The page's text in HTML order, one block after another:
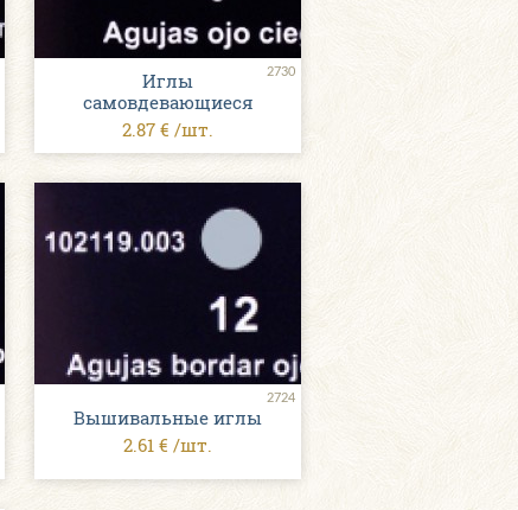
2730
Иглы
самовдевающиеся
2.87 € /шт.
2724
Вышивальные иглы
2.61 € /шт.